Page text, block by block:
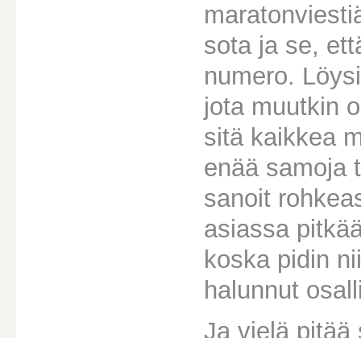
sota ja se,
numero.
jota muutkin
sitä kaikkea
enää samoja
sanoit
asiassa
koska pidin
halunnut
Ja vielä pitää